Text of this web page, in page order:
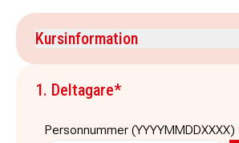
Kursinformation
Kursdatum
12 september 2026
Tid Plats
1. Deltagare*
Personnummer (YYYYMMDDXXXX)